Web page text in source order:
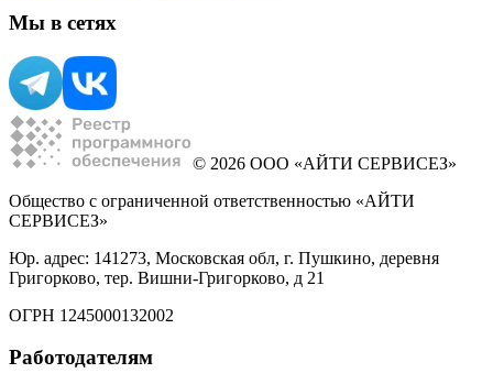
Мы в сетях
© 2026 ООО «АЙТИ СЕРВИСЕЗ»
Общество с ограниченной ответственностью «АЙТИ
СЕРВИСЕЗ»
Юр. адрес: 141273, Московская обл, г. Пушкино, деревня
Григорково, тер. Вишни-Григорково, д 21
ОГРН 1245000132002
Работодателям